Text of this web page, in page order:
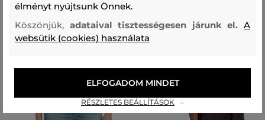
Ajánlott termékek
élményt nyújtsunk Önnek.
Köszönjük, adataival tisztességesen járunk el.A
websütik (cookies) használata
RÉSZLETES BEÁLLÍTÁSOK
ELFOGADOM MINDET